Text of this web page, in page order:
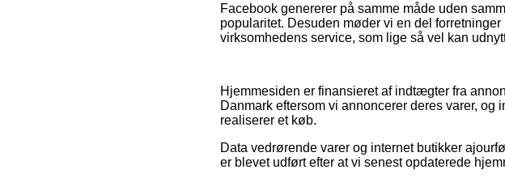
Facebook genererer på samme måde uden
popularitet. Desuden møder vi en del
virksomhedens service, som lige så vel kan
Hjemmesiden er finansieret af indtægter fra
Danmark eftersom vi annoncerer deres varer,
realiserer et køb.
Data vedrørende varer og internet butikker
er blevet udført efter at vi senest opdaterede